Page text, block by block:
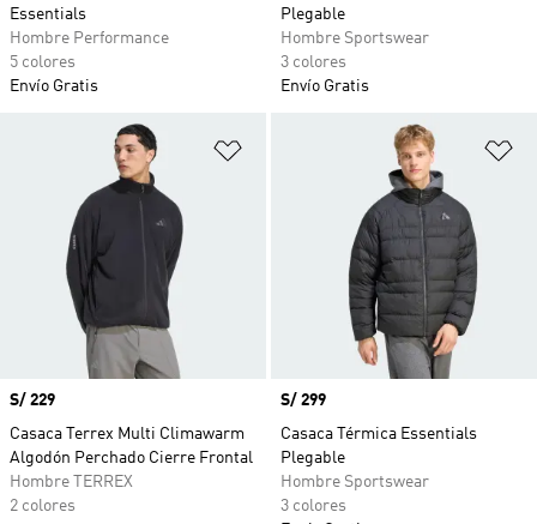
Essentials
Hombre Performance
5 colores
Envío Gratis
Plegable
Hombre Sportswear
3 colores
Envío Gratis
Añadir a la lista de deseos
Precio
S/ 229
Casaca Terrex Multi Climawarm
Algodón Perchado Cierre Frontal
Hombre TERREX
2 colores
Precio
S/ 299
Casaca Térmica Essentials
Plegable
Hombre Sportswear
3 colores